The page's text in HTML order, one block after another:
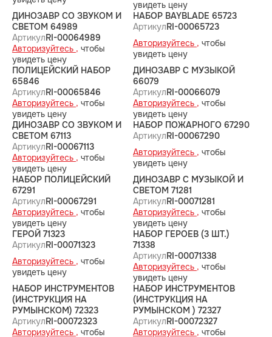
увидеть цену
ДИНОЗАВР СО ЗВУКОМ И
СВЕТОМ 64989
АртикулRI-00064989
Авторизуйтесь , чтобы
увидеть цену
НАБОР BAYBLADE 65723
АртикулRI-00065723
Авторизуйтесь , чтобы
увидеть цену
ПОЛИЦЕЙСКИЙ НАБОР
65846
АртикулRI-00065846
Авторизуйтесь , чтобы
увидеть цену
ДИНОЗАВР С МУЗЫКОЙ
66079
АртикулRI-00066079
Авторизуйтесь , чтобы
увидеть цену
ДИНОЗАВР СО ЗВУКОМ И
СВЕТОМ 67113
АртикулRI-00067113
Авторизуйтесь , чтобы
увидеть цену
НАБОР ПОЖАРНОГО 67290
АртикулRI-00067290
Авторизуйтесь , чтобы
увидеть цену
НАБОР ПОЛИЦЕЙСКИЙ
67291
АртикулRI-00067291
Авторизуйтесь , чтобы
увидеть цену
ДИНОЗАВР С МУЗЫКОЙ И
СВЕТОМ 71281
АртикулRI-00071281
Авторизуйтесь , чтобы
увидеть цену
ГЕРОЙ 71323
АртикулRI-00071323
Авторизуйтесь , чтобы
увидеть цену
НАБОР ГЕРОЕВ (3 ШТ.)
71338
АртикулRI-00071338
Авторизуйтесь , чтобы
увидеть цену
НАБОР ИНСТРУМЕНТОВ
(ИНСТРУКЦИЯ НА
РУМЫНСКОМ) 72323
АртикулRI-00072323
Авторизуйтесь , чтобы
НАБОР ИНСТРУМЕНТОВ
(ИНСТРУКЦИЯ НА
РУМЫНСКОМ ) 72327
АртикулRI-00072327
Авторизуйтесь , чтобы